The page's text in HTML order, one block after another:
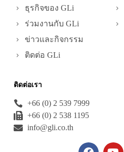
GLi
EN
โ
พ
ธุรกิจของ GLi
ร่วมงานกับ GLi
ข่าวและกิจกรรม
ติดต่อ GLi
ติดต่อเรา
+66 (0) 2 539 7999
+66 (0) 2 538 1195
info@gli.co.th